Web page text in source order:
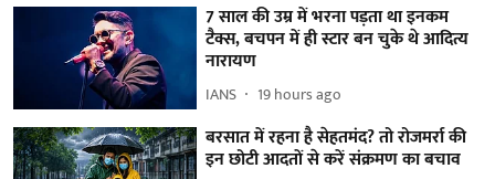
7 साल की उम्र में भरना पड़ता था इनकम
टैक्स, बचपन में ही स्टार बन चुके थे आदित्य
नारायण
IANS 19 hours ago
बरसात में रहना है सेहतमंद? तो रोजमर्रा की
इन छोटी आदतों से करें संक्रमण का बचाव